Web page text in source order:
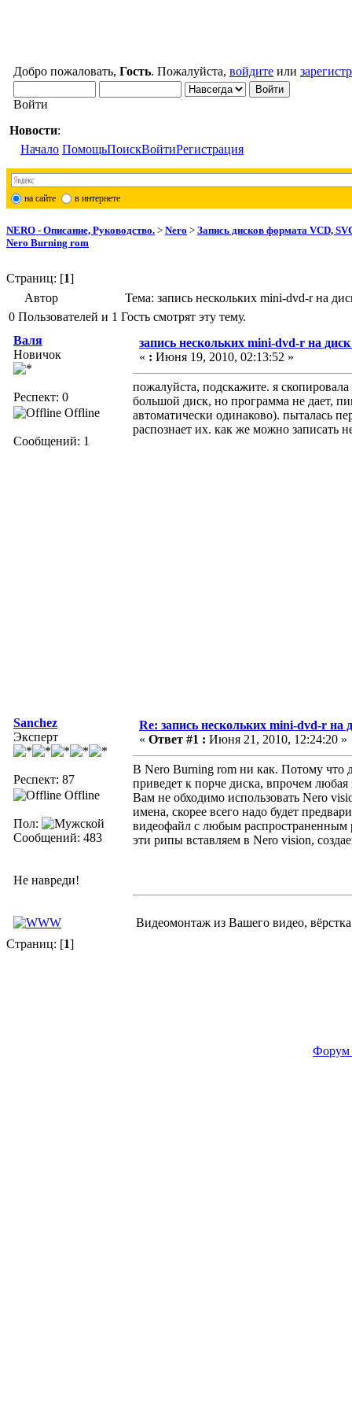
Добро пожаловать, Гость. Пожалуйста, войдите или
Войти
Новости:
Начало ПомощьПоискВойтиРегистрация
на сайте в интернете
NERO - Описание, Руководство. > Nero > Запись дисков формата VCD,
Nero Burning rom
Страниц: [1]
Автор
Тема: запись нескольких mini-dvd-r на
0 Пользователей и 1 Гость смотрят эту тему.
Валя
Новичок
Респект: 0
Offline
Сообщений: 1
запись нескольких mini-dvd-r на
« : Июня 19, 2010, 02:13:52 »
пожалуйста, подскажите. я
большой диск, но программа не дает,
автоматически одинаково). пыталась
распознает их. как же можно записать
Sanchez
Эксперт
Респект: 87
Offline
Пол:
Сообщений: 483
Не навреди!
Re: запись нескольких mini-dvd-r на
« Ответ #1 : Июня 21, 2010, 12:24:20 »
В Nero Burning rom ни как. Потому что
приведет к порче диска, впрочем
Вам не обходимо использовать Nero
имена, скорее всего надо будет
видеофайл с любым
эти рипы вставляем в Nero vision,
Видеомонтаж из Вашего видео,
Страниц: [1]
Форум